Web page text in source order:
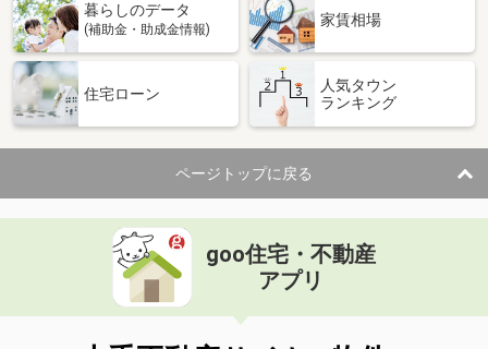
間取り
千葉県千葉市中央区新宿２
5,180万円
住 所
千葉県千葉市中央区新宿２
専有面積 75.62m²
間取り
3LDK
千葉県千葉市中央区中央港１
価 格
4,290万円
住 所
千葉県千葉市中央区中央港１
専有面積 67.89m²
間取り
3LDK
暮らしのデータ
(補助金・助成金情報)
家賃相場
住宅ローン
人気タウン
ランキング
ページトップに戻る
goo住宅・不動産
アプリ